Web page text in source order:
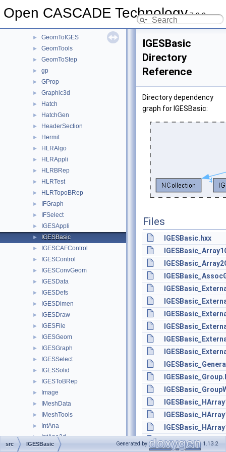
Open CASCADE Technology7.9.0
GeomPlate
► GeomToIGES
► GeomTools
► GeomToStep
► gp
► GProp
► Graphic3d
► Hatch
► HatchGen
► HeaderSection
► Hermit
► HLRAlgo
► HLRAppli
► HLRBRep
► HLRTest
► HLRTopoBRep
► IFGraph
► IFSelect
► IGESAppli
► IGESBasic
► IGESCAFControl
► IGESControl
► IGESConvGeom
► IGESData
► IGESDefs
► IGESDimen
► IGESDraw
► IGESFile
► IGESGeom
► IGESGraph
► IGESSelect
► IGESSolid
► IGESToBRep
► Image
► IMeshData
► IMeshTools
► IntAna
► IntAna2d
► IntCurve
IGESBasic
Directory
Reference
Directory dependency
graph for IGESBasic:
Files
IGESBasic.hxx
src IGESBasic Generated by 1.13.2